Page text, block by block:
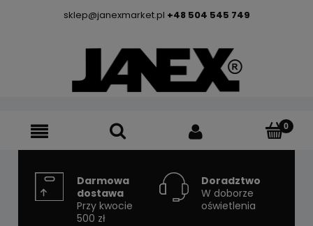
sklep@janexmarket.pl +48 504 545 749
Darmowa
dostawa
Przy kwocie
500 zł
Doradztwo
W doborze
oświetlenia